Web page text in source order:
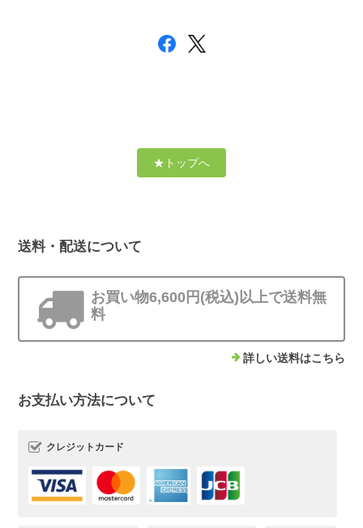
★トップへ
送料・配送について
お買い物6,600円(税込)以上で送料無
料
詳しい送料はこちら
お支払い方法について
クレジットカード